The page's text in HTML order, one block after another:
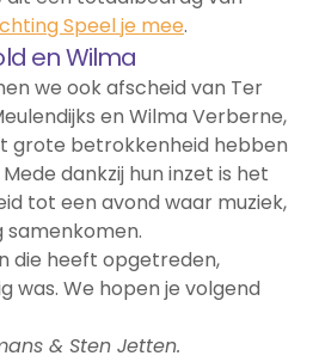
Speel je mee.
en Wilma
we ook afscheid van Ter
en Wilma Verberne,
grote betrokkenheid hebben
dankzij hun inzet is het
tot een avond waar muziek,
die heeft opgetreden,
was. We hopen je volgend
& Sten Jetten.